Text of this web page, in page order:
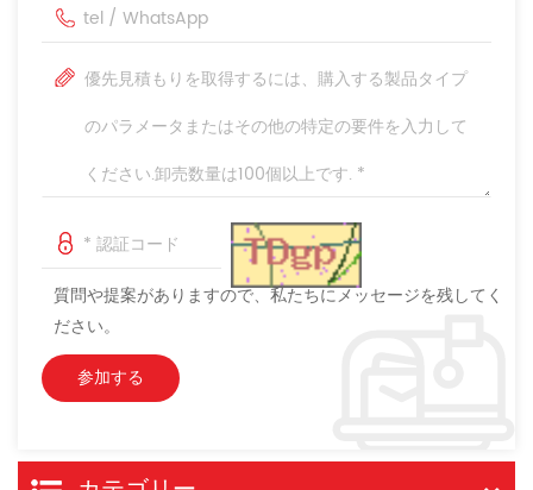
質問や提案がありますので、私たちにメッセージを残してく
ださい。